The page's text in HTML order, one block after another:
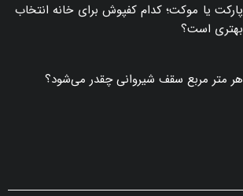
پارکت یا موکت؛ کدام کفپوش برای خانه انتخاب
بهتری است؟
هر متر مربع سقف شیروانی چقدر می‌شود؟